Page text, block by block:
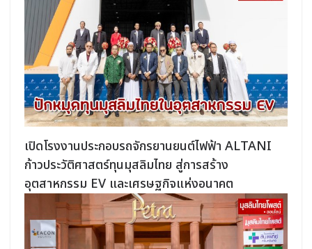
เปิดโรงงานประกอบรถจักรยานยนต์ไฟฟ้า ALTANI
ก้าวประวัติศาสตร์ทุนมุสลิมไทย สู่การสร้าง
อุตสาหกรรม EV และเศรษฐกิจแห่งอนาคต